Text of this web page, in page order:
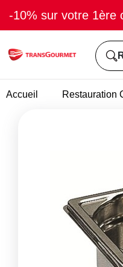
-10% sur votre 1ère
Accueil Restauration